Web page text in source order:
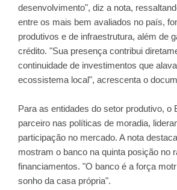
desenvolvimento", diz a nota,
entre os mais bem avaliados no país,
produtivos e de infraestrutura, além de
crédito. "Sua presença contribui
continuidade de investimentos que
ecossistema local", acrescenta o
Para as entidades do setor produtivo, o
parceiro nas políticas de moradia,
participação no mercado. A nota
mostram o banco na quinta posição no
financiamentos. "O banco é a força
sonho da casa própria".